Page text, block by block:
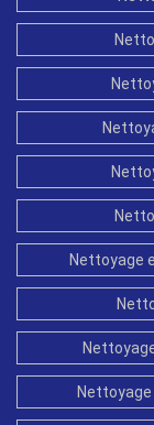
Nettoyage
Nettoyage